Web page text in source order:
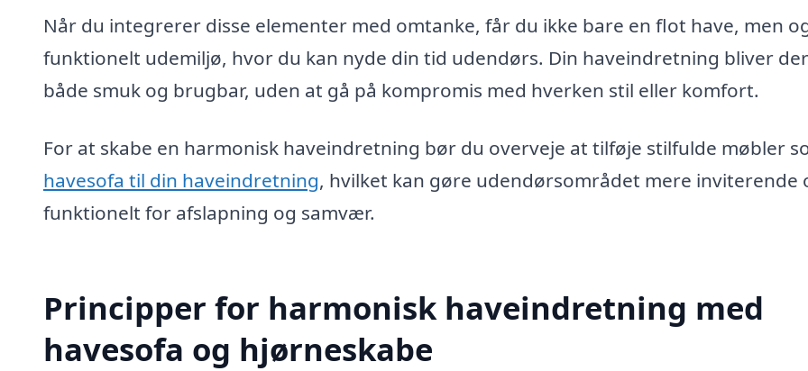
Når du integrerer disse elementer med omtanke, får du ikke bare en flot have, men
funktionelt udemiljø, hvor du kan nyde din tid udendørs. Din haveindretning bliver
både smuk og brugbar, uden at gå på kompromis med hverken stil eller komfort.
For at skabe en harmonisk haveindretning bør du overveje at tilføje stilfulde møbler
havesofa til din haveindretning, hvilket kan gøre udendørsområdet mere inviterende
funktionelt for afslapning og samvær.
Principper for harmonisk haveindretning med
havesofa og hjørneskabe